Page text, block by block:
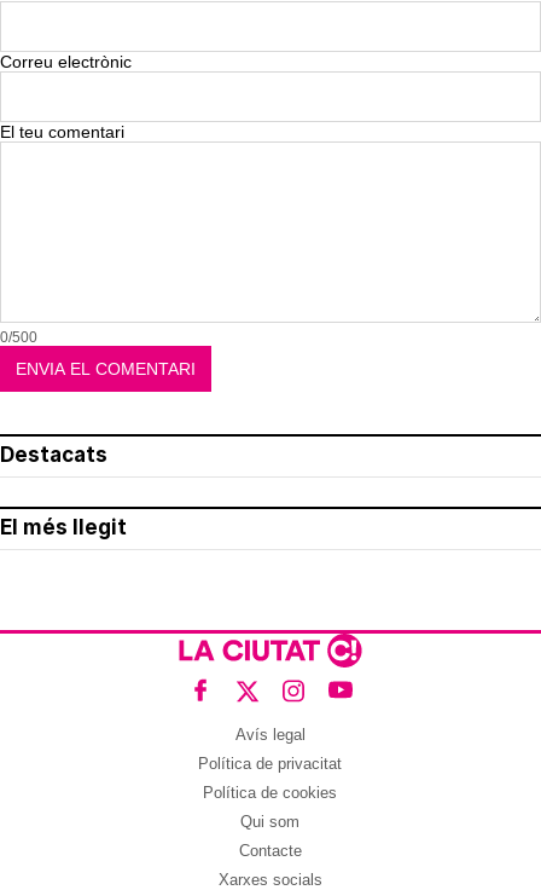
Correu electrònic
El teu comentari
0/500
Destacats
El més llegit
Avís legal
Política de privacitat
Política de cookies
Qui som
Contacte
Xarxes socials